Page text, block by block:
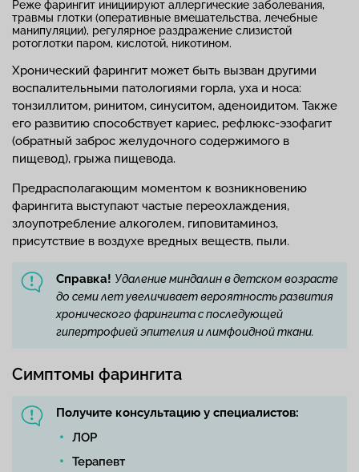
Реже фарингит инициируют аллергические заболевания,
травмы глотки (оперативные вмешательства, лечебные
манипуляции), регулярное раздражение слизистой
ротоглотки паром, кислотой, никотином.
Хронический фарингит может быть вызван другими
воспалительными патологиями горла, уха и носа:
тонзиллитом, ринитом, синуситом, аденоидитом. Также
его развитию способствует кариес, рефлюкс-эзофагит
(обратный заброс желудочного содержимого в
пищевод), грыжа пищевода.
Предрасполагающим моментом к возникновению
фарингита выступают частые переохлаждения,
злоупотребление алкоголем, гиповитаминоз,
присутствие в воздухе вредных веществ, пыли.
Справка! Удаление миндалин в детском возрасте
до семи лет увеличивает вероятность развития
хронического фарингита с последующей
гипертрофией эпителия и лимфоидной ткани.
Симптомы фарингита
Получите консультацию у специалистов:
ЛОР
Терапевт